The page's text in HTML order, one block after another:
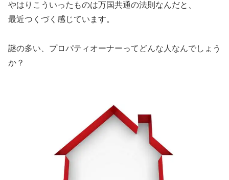
やはりこういったものは万国共通の法則なんだと、
最近つくづく感じています。
謎の多い、プロパティオーナーってどんな人なんでしょう
か？